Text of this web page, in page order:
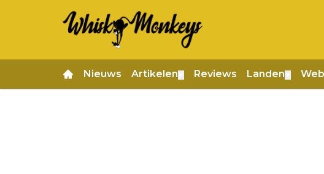
Nieuws Artikelen Reviews Landen